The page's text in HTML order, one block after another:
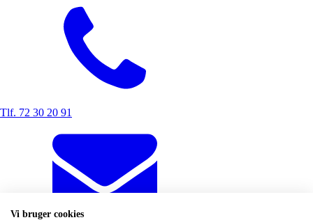
Tlf. 72 30 20 91
Vi bruger cookies